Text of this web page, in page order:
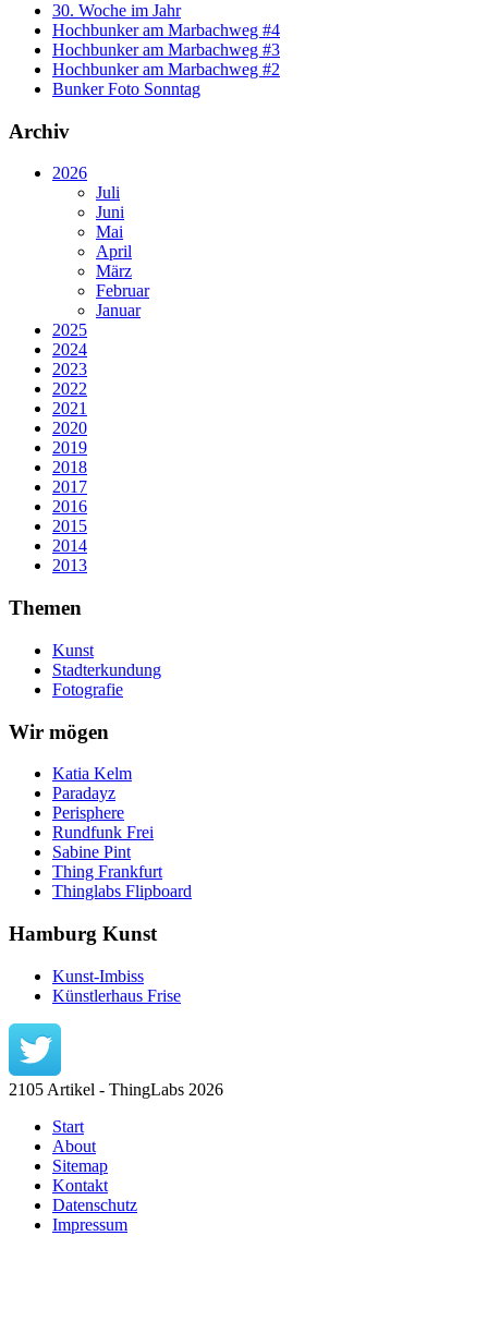
30. Woche im Jahr
Hochbunker am Marbachweg #4
Hochbunker am Marbachweg #3
Hochbunker am Marbachweg #2
Bunker Foto Sonntag
Archiv
2026
Juli
Juni
Mai
April
März
Februar
Januar
2025
2024
2023
2022
2021
2020
2019
2018
2017
2016
2015
2014
2013
Themen
Kunst
Stadterkundung
Fotografie
Wir mögen
Katia Kelm
Paradayz
Perisphere
Rundfunk Frei
Sabine Pint
Thing Frankfurt
Thinglabs Flipboard
Hamburg Kunst
Kunst-Imbiss
Künstlerhaus Frise
2105 Artikel - ThingLabs 2026
Start
About
Sitemap
Kontakt
Datenschutz
Impressum